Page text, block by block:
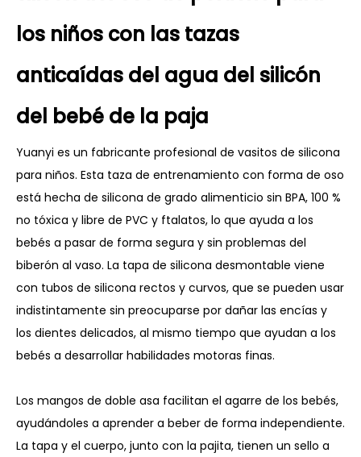
los niños con las tazas
anticaídas del agua del silicón
del bebé de la paja
Yuanyi es un fabricante profesional de vasitos de silicona
para niños. Esta taza de entrenamiento con forma de oso
está hecha de silicona de grado alimenticio sin BPA, 100 %
no tóxica y libre de PVC y ftalatos, lo que ayuda a los
bebés a pasar de forma segura y sin problemas del
biberón al vaso. La tapa de silicona desmontable viene
con tubos de silicona rectos y curvos, que se pueden usar
indistintamente sin preocuparse por dañar las encías y
los dientes delicados, al mismo tiempo que ayudan a los
bebés a desarrollar habilidades motoras finas.
Los mangos de doble asa facilitan el agarre de los bebés,
ayudándoles a aprender a beber de forma independiente.
La tapa y el cuerpo, junto con la pajita, tienen un sello a